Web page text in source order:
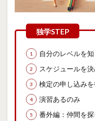
自分のレベルを
スケジュールを
検定の申し込みを
演習あるのみ
番外編：仲間を探